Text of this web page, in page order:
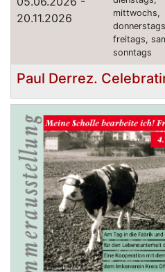
20.11.2026
mittwochs,
freitags,
sonntags
Paul Derrez.